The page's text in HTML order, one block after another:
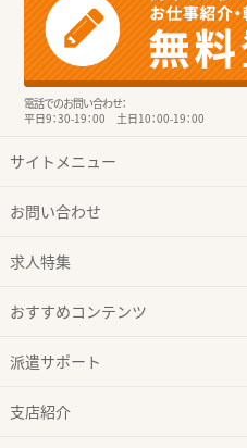
電話でのお問い合わせ：
平日9：30-19：00 土日10：00-19：00
サイトメニュー
お問い合わせ
求人特集
おすすめコンテンツ
派遣サポート
支店紹介